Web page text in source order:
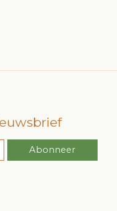
Abonneer